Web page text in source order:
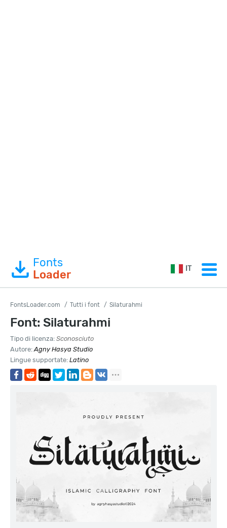
Fonts
Loader
IT
FontsLoader.com Tutti i font Silaturahmi
Font: Silaturahmi
Tipo di licenza: Sconosciuto
Autore:Agny Hasya Studio
Lingue supportate: Latino